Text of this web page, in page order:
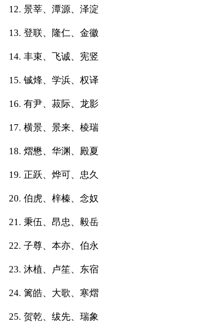
龙年起名
兔年起名
虎年起名
取
名
字
取
打
起
起
12. 景莘、潭源、泽淀
13. 登联、隆仁、金徽
14. 丰束、飞诚、宪竖
15. 铖烽、学浜、权译
16. 有尹、菽际、龙影
17. 横景、景来、棱瑞
18. 熠懋、华渊、殿夏
19. 正跃、烨可、忠久
20. 伯虎、梓榛、念奴
21. 秉伍、昂忠、毅岳
22. 子尊、本亦、伯永
23. 沐植、卢笙、东宿
24. 篱皓、大歌、寒熠
25. 贺乾、绂先、瑞象